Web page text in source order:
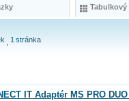
Tabulkový
1 stránka
IT Adaptér MS PRO